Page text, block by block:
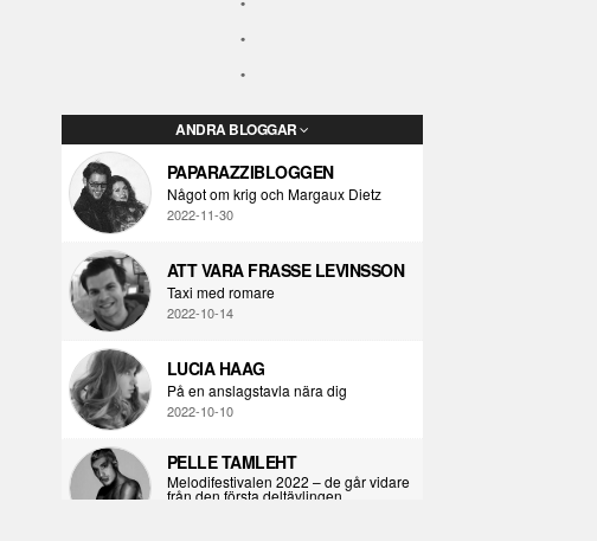
ANDRA BLOGGAR
PAPARAZZIBLOGGEN
Något om krig och Margaux Dietz
2022-11-30
ATT VARA FRASSE LEVINSSON
Taxi med romare
2022-10-14
LUCIA HAAG
På en anslagstavla nära dig
2022-10-10
PELLE TAMLEHT
Melodifestivalen 2022 – de går vidare
från den första deltävlingen